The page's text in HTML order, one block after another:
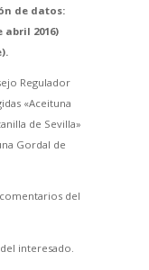
de datos:
abril 2016)
Regulador
«Aceituna
de Sevilla»
Gordal de
del
interesado.